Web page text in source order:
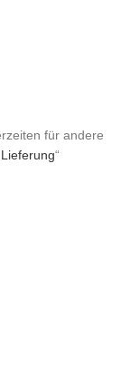
für andere
“